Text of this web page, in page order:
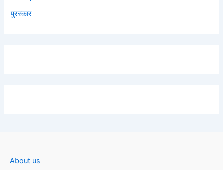
पुरस्कार
About us